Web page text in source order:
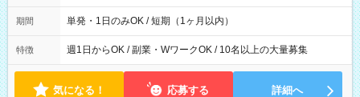
間は 試験により異なります。
期間 単発・1日のみOK / 短期（1ヶ月以内）
特徴 週1日からOK / 副業・WワークOK / 10名以上の大量募集
気になる！ 応募する 詳細へ